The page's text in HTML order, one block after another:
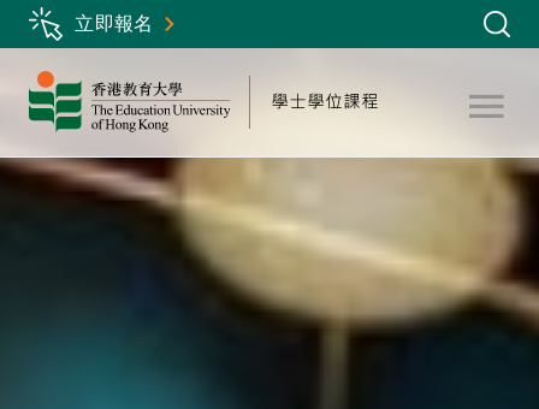
Skip
to
main
content
立即報名